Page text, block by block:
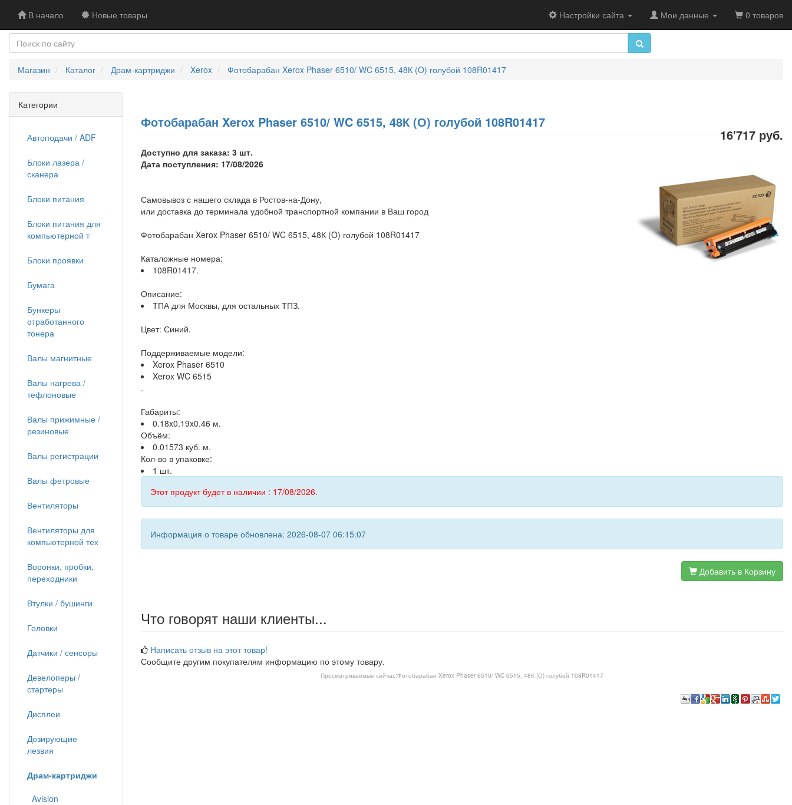
В начало Новые товары Настройки сайта Мои данные 0 товаров
Магазин Каталог Драм-картриджи Xerox Фотобарабан Xerox Phaser 6510/ WC 6515, 48К (O) голубой 108R01417
Фотобарабан Xerox Phaser 6510/ WC 6515, 48К (О) голубой 108R01417
16'717 руб.
Доступно для заказа: 3 шт.
Дата поступления: 17/08/2026
Самовывоз с нашего склада в Ростов-на-Дону,
или доставка до терминала удобной транспортной компании в Ваш город
Фотобарабан Xerox Phaser 6510/ WC 6515, 48К (O) голубой 108R01417
Каталожные номера:
108R01417.
Описание:
ТПА для Москвы, для остальных ТПЗ.
Цвет: Синий.
Поддерживаемые модели:
Xerox Phaser 6510
Xerox WC 6515
.
Габариты:
0.18x0.19x0.46 м.
Объём:
0.01573 куб. м.
Кол-во в упаковке:
1 шт.
Этот продукт будет в наличии : 17/08/2026.
Информация о товаре обновлена: 2026-08-07 06:15:07
Добавить в Корзину
Что говорят наши клиенты...
Написать отзыв на этот товар!
Сообщите другим покупателям информацию по этому товару.
Просматриваемые сейчас:Фотобарабан Xerox Phaser 6510/ WC 6515, 48К (О) голубой 108R01417
Категории
Автоподачи / ADF
Блоки лазера /
сканера
Блоки питания
Блоки питания для
компьютерной т
Блоки проявки
Бумага
Бункеры
отработанного
тонера
Валы магнитные
Валы нагрева /
тефлоновые
Валы прижимные /
резиновые
Валы регистрации
Валы фетровые
Вентиляторы
Вентиляторы для
компьютерной тех
Воронки, пробки,
переходники
Втулки / бушинги
Головки
Датчики / сенсоры
Девелоперы /
стартеры
Дисплеи
Дозирующие
лезвия
Драм-картриджи
Avision